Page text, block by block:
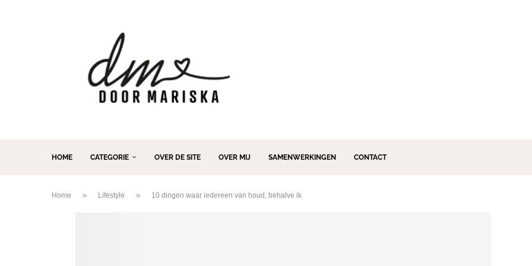
HOME CATEGORIE OVER DE SITE OVER MIJ SAMENWERKINGEN CONTACT
Home » Lifestyle » 10 dingen waar iedereen van houd, behalve ik